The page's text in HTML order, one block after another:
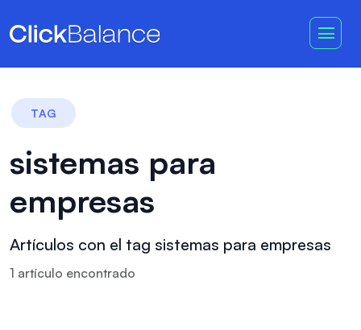
TAG
sistemas para
empresas
Artículos con el tag sistemas para empresas
1 artículo encontrado